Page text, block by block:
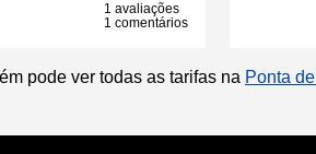
1 avaliações
1 comentários
pode ver todas as tarifas na Ponta